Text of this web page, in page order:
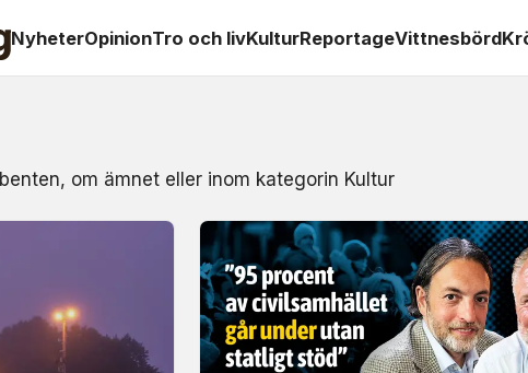
NyheterOpinionTro och livKulturReportageVittnesbörd
om ämnet eller inom kategorin Kultur